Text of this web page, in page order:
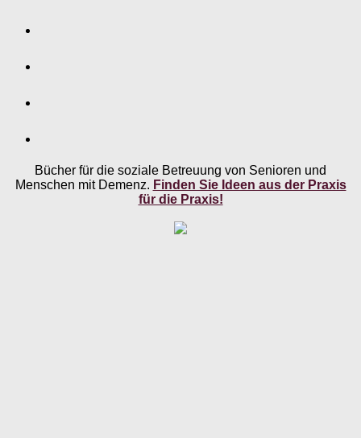
Bücher für die soziale Betreuung von Senioren und
Menschen mit Demenz. Finden Sie Ideen aus der Praxis
für die Praxis!